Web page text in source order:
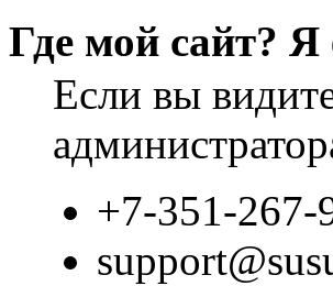
Где мой сайт? Я
Если вы
+7-351-267-